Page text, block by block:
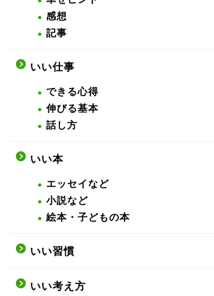
感想
記事
いい仕事
できる心得
伸びる基本
話し方
いい本
エッセイなど
小説など
絵本・子どもの本
いい習慣
いい考え方